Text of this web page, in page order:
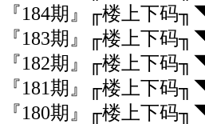
『184期』╓楼上下码
『183期』╓楼上下码
『182期』╓楼上下码
『181期』╓楼上下码
『180期』╓楼上下码